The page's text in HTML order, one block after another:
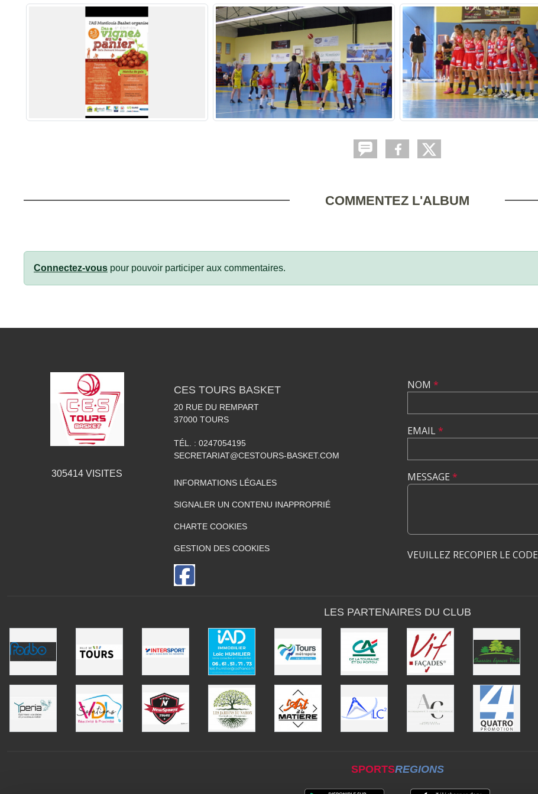
COMMENTEZ L'ALBUM
Connectez-vous pour pouvoir participer aux commentaires.
305414 VISITES
CES TOURS BASKET
20 RUE DU REMPART
37000 TOURS
TÉL. : 0247054195
SECRETARIAT@CESTOURS-BASKET.COM
INFORMATIONS LÉGALES
SIGNALER UN CONTENU INAPPROPRIÉ
CHARTE COOKIES
GESTION DES COOKIES
NOM *
EMAIL*
MESSAGE *
VEUILLEZ RECOPIER LE CODE
LES PARTENAIRES DU CLUB
SPORTSREGIONS